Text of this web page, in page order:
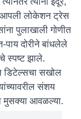
आपली लोकेशन ट्रेस
पुलाखाली गोणीत
दोरीने बांधलेले
स्पष्ट झाले.
डिटेल्सचा सखोल
संशय
मुसक्या आवळल्या.